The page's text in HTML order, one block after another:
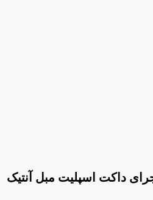
داکت اسپلیت مبل آنتیک